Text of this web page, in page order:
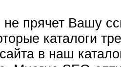
не прячет Вашу
каталоги
в наш